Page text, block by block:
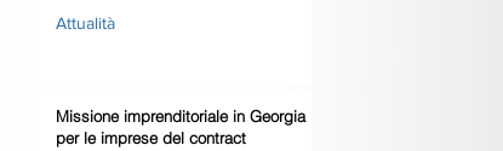
Attualità
Missione imprenditoriale in Georgia
per le imprese del contract